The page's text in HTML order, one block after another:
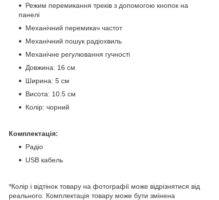
Режим перемикання треків з допомогою кнопок на
панелі
Механічний перемикач частот
Механічний пошук радіохвиль
Механічне регулювання гучності
Довжина: 16 см
Ширина: 5 см
Висота: 10.5 см
Колір: чорний
Комплектація:
Радіо
USB кабель
*Колір і відтінок товару на фотографії може відрізнятися від
реального. Комплектація товару може бути змінена